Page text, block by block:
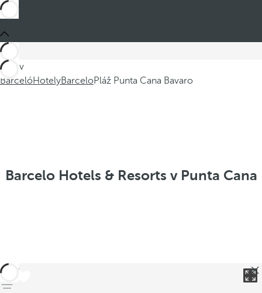
Jste v
BarcelóHotelyBarceloPláž Punta Cana Bavaro
Barcelo Hotels & Resorts v Punta Cana
Zpět